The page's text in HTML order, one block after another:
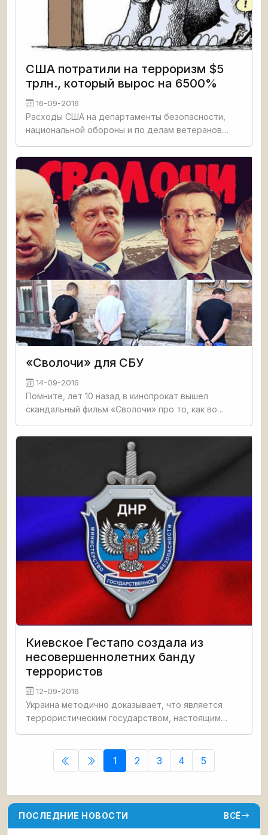
США потратили на терроризм $5
трлн., который вырос на 6500%
16-09-2016
Расходы США на департаменты безопасности,
национальной обороны и по делам ветеранов
сравнить эту цифру с госдолгом Америки, то она
составит более
«Сволочи» для СБУ
14-09-2016
Помните, лет 10 назад в кинопрокат вышел
скандальный фильм «Сволочи» про то, как во
сотрудники НКВД в специальной школе якобы
готовили из детдомовцев матёрых
Киевское Гестапо создала из
несовершеннолетних банду
террористов
12-09-2016
Украина методично доказывает, что является
террористическим государством, настоящим
Министерством государственной
1 2 3 4 5
ПОСЛЕДНИЕ НОВОСТИ ВСЁ